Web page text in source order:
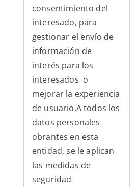
consentimiento del
interesado, para
gestionar el envío de
información de
interés para los
interesados o
mejorar la experiencia
de usuario.A todos los
datos personales
obrantes en esta
entidad, se le aplican
las medidas de
seguridad